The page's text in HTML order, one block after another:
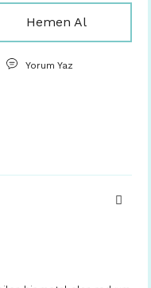
Hemen Al
Yorum Yaz